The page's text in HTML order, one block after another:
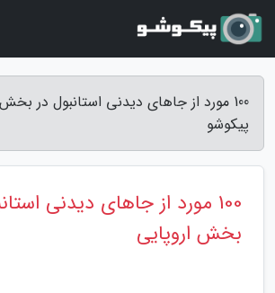
100 مورد از جاهای دیدنی استانبول در
پیکوشو
100 مورد از جاهای دیدنی
بخش اروپایی